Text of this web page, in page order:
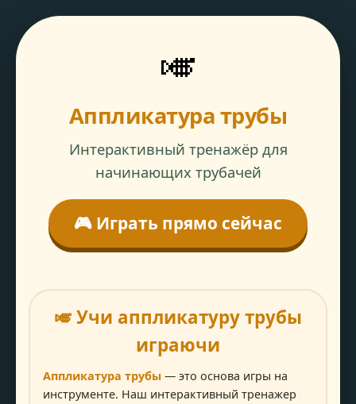
🎺
Аппликатура трубы
Интерактивный тренажёр для
начинающих трубачей
🎮 Играть прямо сейчас
🎺 Учи аппликатуру трубы
играючи
Аппликатура трубы — это основа игры на
инструменте. Наш интерактивный тренажер